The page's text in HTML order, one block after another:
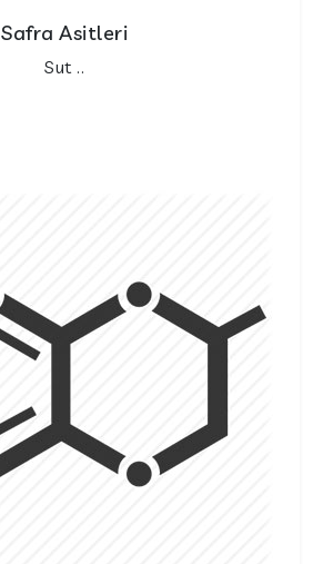
Safra Asitleri
Sut ..